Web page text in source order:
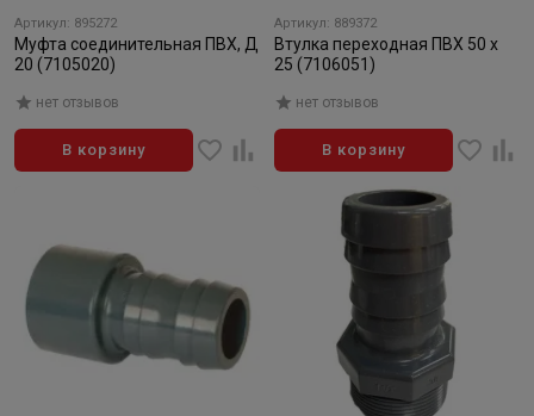
Артикул: 895272
Муфта соединительная ПВХ, Д
20 (7105020)
нет отзывов
В корзину
Артикул: 889372
Втулка переходная ПВХ 50 х
25 (7106051)
нет отзывов
В корзину